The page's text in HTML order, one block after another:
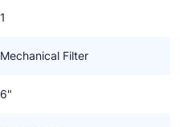
1
Mechanical Filter
6"